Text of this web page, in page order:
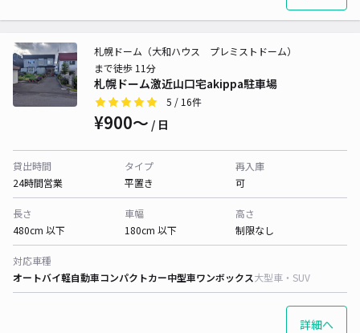
札幌ドーム激近山口宅akippa駐車場
札幌ドーム（大和ハウス プレミストドーム）
まで徒歩 11分
5 / 16件
¥900〜 / 日
貸出時間
24時間営業
タイプ
平置き
再入庫
可
長さ
480cm 以下
車幅
180cm 以下
高さ
制限なし
対応車種
オートバイ軽自動車コンパクトカー中型車ワンボックス大型車・SUV
詳細へ